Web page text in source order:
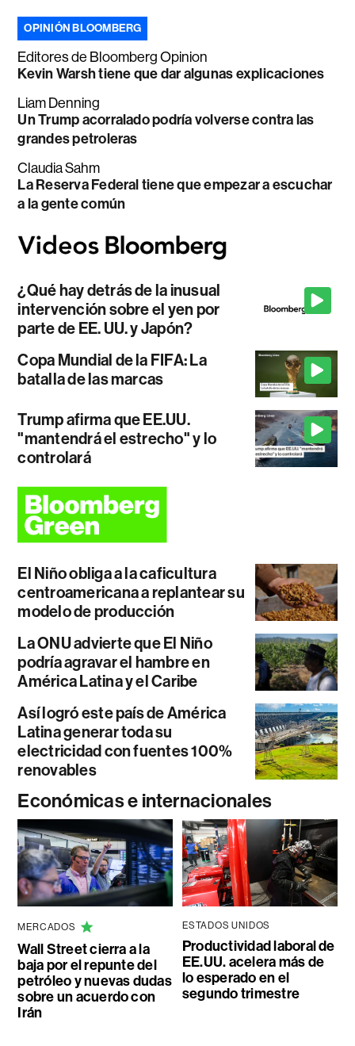
OPINIÓN BLOOMBERG
Editores de Bloomberg Opinion
Kevin Warsh tiene que dar algunas explicaciones
Liam Denning
Un Trump acorralado podría volverse contra las
grandes petroleras
Claudia Sahm
La Reserva Federal tiene que empezar a escuchar
a la gente común
¿Qué hay detrás de la inusual
intervención sobre el yen por
parte de EE. UU. y Japón?
Copa Mundial de la FIFA: La
batalla de las marcas
Trump afirma que EE.UU.
"mantendrá el estrecho" y lo
controlará
El Niño obliga a la caficultura
centroamericana a replantear su
modelo de producción
La ONU advierte que El Niño
podría agravar el hambre en
América Latina y el Caribe
Así logró este país de América
Latina generar toda su
electricidad con fuentes 100%
renovables
Económicas e internacionales
MERCADOS
Wall Street cierra a la
baja por el repunte del
petróleo y nuevas dudas
sobre un acuerdo con
Irán
ESTADOS UNIDOS
Productividad laboral de
EE.UU. acelera más de
lo esperado en el
segundo trimestre